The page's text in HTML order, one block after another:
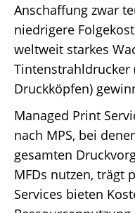
Anschaffung zwar
niedrigere
weltweit starkes
Tintenstrahldrucker
Druckköpfen)
Managed Print
nach MPS, bei
gesamten
MFDs nutzen, trägt
Services bieten